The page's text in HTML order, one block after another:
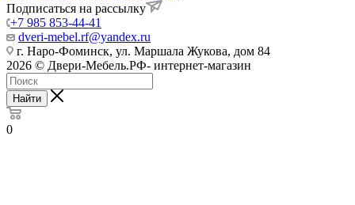
Подписаться на рассылку
+7 985 853-44-41
dveri-mebel.rf@yandex.ru
г. Наро-Фоминск, ул. Маршала Жукова, дом 84
2026 © Двери-Мебель.РФ- интернет-магазин
Найти
0